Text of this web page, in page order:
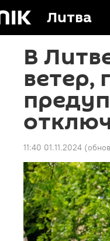
Литва
В
ветер,
11:40 01.11.2024